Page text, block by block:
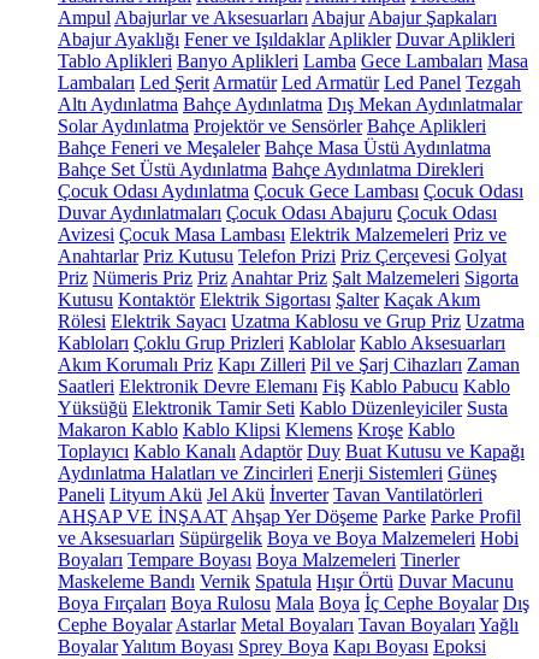
Ampul Abajurlar ve Aksesuarları Abajur Abajur Şapkaları
Abajur Ayaklığı Fener ve Işıldaklar Aplikler Duvar Aplikleri
Tablo Aplikleri Banyo Aplikleri Lamba Gece Lambaları Masa
Lambaları Led Şerit Armatür Led Armatür Led Panel Tezgah
Altı Aydınlatma Bahçe Aydınlatma Dış Mekan Aydınlatmalar
Solar Aydınlatma Projektör ve Sensörler Bahçe Aplikleri
Bahçe Feneri ve Meşaleler Bahçe Masa Üstü Aydınlatma
Bahçe Set Üstü Aydınlatma Bahçe Aydınlatma Direkleri
Çocuk Odası Aydınlatma Çocuk Gece Lambası Çocuk Odası
Duvar Aydınlatmaları Çocuk Odası Abajuru Çocuk Odası
Avizesi Çocuk Masa Lambası Elektrik Malzemeleri Priz ve
Anahtarlar Priz Kutusu Telefon Prizi Priz Çerçevesi Golyat
Priz Nümeris Priz Priz Anahtar Priz Şalt Malzemeleri Sigorta
Kutusu Kontaktör Elektrik Sigortası Şalter Kaçak Akım
Rölesi Elektrik Sayacı Uzatma Kablosu ve Grup Priz Uzatma
Kabloları Çoklu Grup Prizleri Kablolar Kablo Aksesuarları
Akım Korumalı Priz Kapı Zilleri Pil ve Şarj Cihazları Zaman
Saatleri Elektronik Devre Elemanı Fiş Kablo Pabucu Kablo
Yüksüğü Elektronik Tamir Seti Kablo Düzenleyiciler Susta
Makaron Kablo Kablo Klipsi Klemens Kroşe Kablo
Toplayıcı Kablo Kanalı Adaptör Duy Buat Kutusu ve Kapağı
Aydınlatma Halatları ve Zincirleri Enerji Sistemleri Güneş
Paneli Lityum Akü Jel Akü İnverter Tavan Vantilatörleri
AHŞAP VE İNŞAAT Ahşap Yer Döşeme Parke Parke Profil
ve Aksesuarları Süpürgelik Boya ve Boya Malzemeleri Hobi
Boyaları Tempare Boyası Boya Malzemeleri Tinerler
Maskeleme Bandı Vernik Spatula Hışır Örtü Duvar Macunu
Boya Fırçaları Boya Rulosu Mala Boya İç Cephe Boyalar Dış
Cephe Boyalar Astarlar Metal Boyaları Tavan Boyaları Yağlı
BoyalarYalıtım Boyası Sprey Boya Kapı Boyası Epoksi